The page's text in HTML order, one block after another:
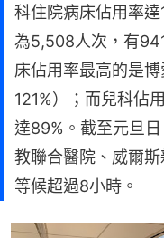
科住院病床佔用率
為5,508人次，有
床佔用率最高的是
121%）；而兒科佔
達89%。截至元旦
教聯合醫院、威爾
等候超過8小時。